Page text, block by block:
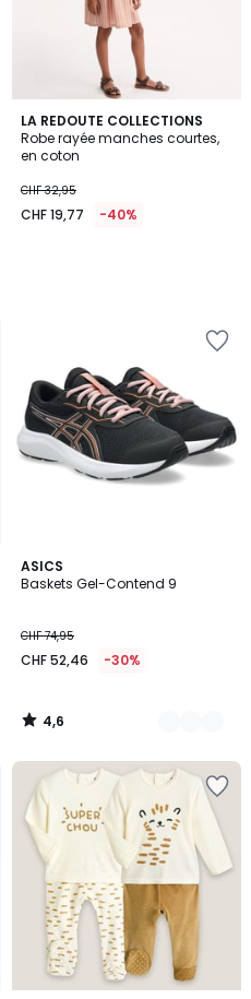
LA REDOUTE COLLECTIONS
Robe rayée manches courtes,
en coton
CHF 32,95
CHF 19,77 -40%
ASICS
Baskets Gel-Contend 9
CHF 74,95
CHF 52,46 -30%
4,6
/ 5
2
Couleurs
4,6
/